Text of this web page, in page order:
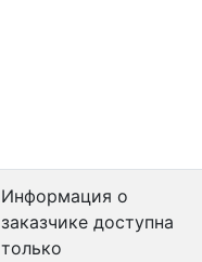
Информация о
заказчике доступна
только